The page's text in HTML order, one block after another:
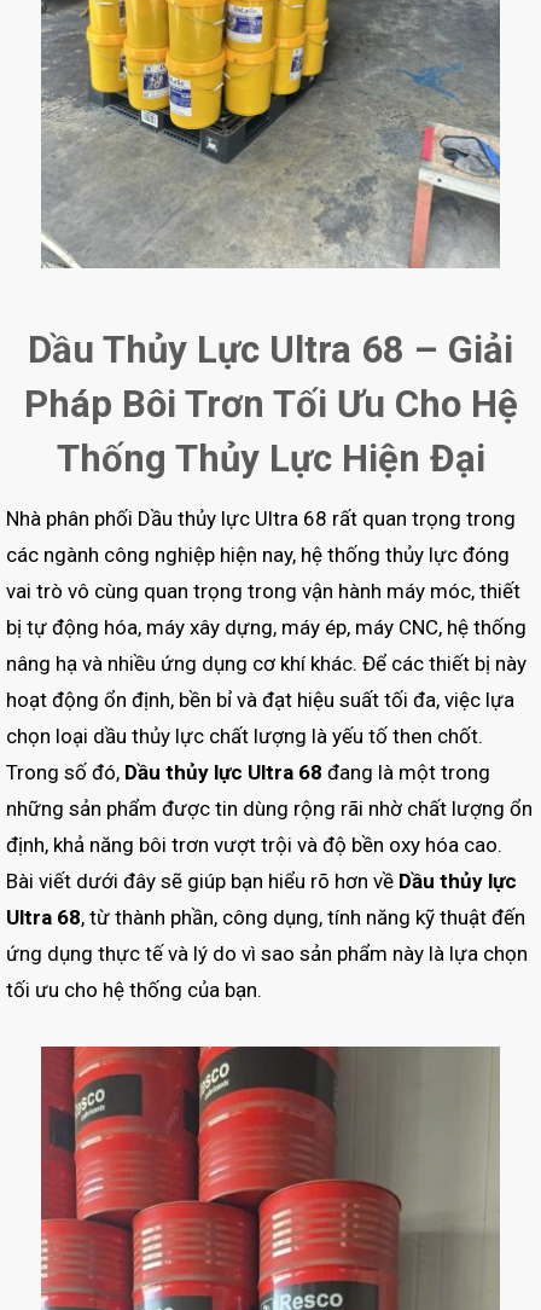
Dầu Thủy Lực Ultra 68 – Giải
Pháp Bôi Trơn Tối Ưu Cho Hệ
Thống Thủy Lực Hiện Đại
Nhà phân phối Dầu thủy lực Ultra 68 rất quan trọng trong
các ngành công nghiệp hiện nay, hệ thống thủy lực đóng
vai trò vô cùng quan trọng trong vận hành máy móc, thiết
bị tự động hóa, máy xây dựng, máy ép, máy CNC, hệ thống
nâng hạ và nhiều ứng dụng cơ khí khác. Để các thiết bị này
hoạt động ổn định, bền bỉ và đạt hiệu suất tối đa, việc lựa
chọn loại dầu thủy lực chất lượng là yếu tố then chốt.
Trong số đó, Dầu thủy lực Ultra 68 đang là một trong
những sản phẩm được tin dùng rộng rãi nhờ chất lượng ổn
định, khả năng bôi trơn vượt trội và độ bền oxy hóa cao.
Bài viết dưới đây sẽ giúp bạn hiểu rõ hơn về Dầu thủy lực
Ultra 68, từ thành phần, công dụng, tính năng kỹ thuật đến
ứng dụng thực tế và lý do vì sao sản phẩm này là lựa chọn
tối ưu cho hệ thống của bạn.